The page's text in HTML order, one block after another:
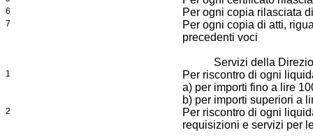
6 Per ogni copia rilasciata
7
Per ogni copia di atti,
precedenti voci
Servizi della
1
Per riscontro di ogni
a) per importi fino a lire
b) per importi superiori a
2
Per riscontro di ogni
requisizioni e servizi per